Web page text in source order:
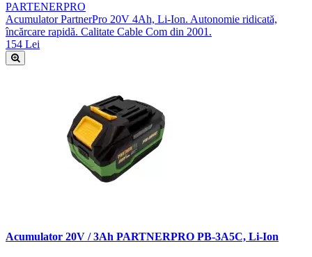
PARTENERPRO
Acumulator PartnerPro 20V 4Ah, Li-Ion. Autonomie ridicată,
încărcare rapidă. Calitate Cable Com din 2001.
154 Lei
Acumulator 20V / 3Ah PARTNERPRO PB-3A5C, Li-Ion